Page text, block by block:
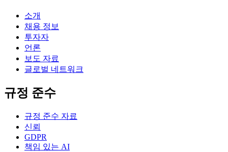
소개
채용 정보
투자자
언론
보도 자료
글로벌 네트워크
규정 준수
규정 준수 자료
신뢰
GDPR
책임 있는 AI